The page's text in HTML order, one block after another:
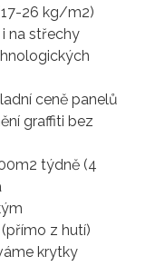
26 kg/m2)
na střechy
ceně panelů
graffiti bez
týdně (4
z hutí)
krytky